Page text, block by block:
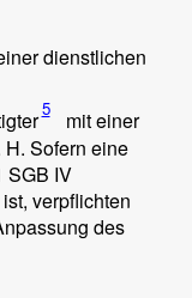
dienstlichen
5
mit einer
H. Sofern eine
SGB IV
verpflichten
des